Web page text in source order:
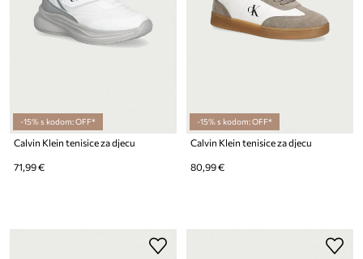
-15% s kodom: OFF*
Calvin Klein tenisice za djecu
71,99 €
-15% s kodom: OFF*
Calvin Klein tenisice za djecu
80,99 €